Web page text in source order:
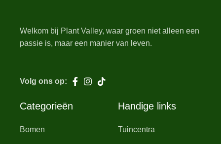
Welkom bij Plant Valley, waar groen niet alleen een
passie is, maar een manier van leven.
Volg ons op:
Categorieën
Bomen
Handige links
Tuincentra